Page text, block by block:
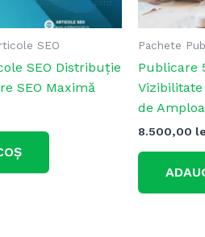
SEO
SEO Distribuție
SEO Maximă
Pachete
Publicare
Vizibilitate
de
8.500,00